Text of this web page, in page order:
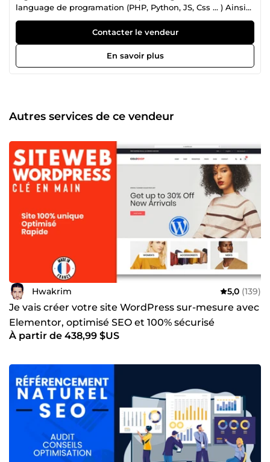
language de programation (PHP, Python, JS, Css ... ) Ainsi
que le Web design, je réalise des sites web SUPER
Professionnels, 100% Responsives et Sécurisés qui vont
vous aider à générer des ventes, des leads. 7 Ans
d'éxperience comme un WebMaster, je gére plusieur sites
web pour garder leurs bon classement sur Google.
Contacter le vendeur
En savoir plus
Autres services de ce vendeur
Hwakrim 5,0 (139)
Je vais créer votre site WordPress sur-mesure avec
Elementor, optimisé SEO et 100% sécurisé
À partir de 438,99 $US